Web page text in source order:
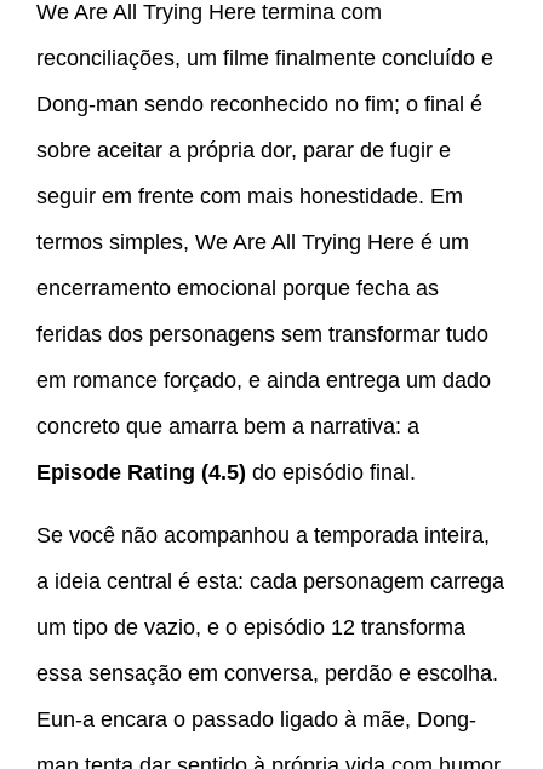
We Are All Trying Here termina com
reconciliações, um filme finalmente concluído e
Dong-man sendo reconhecido no fim; o final é
sobre aceitar a própria dor, parar de fugir e
seguir em frente com mais honestidade. Em
termos simples, We Are All Trying Here é um
encerramento emocional porque fecha as
feridas dos personagens sem transformar tudo
em romance forçado, e ainda entrega um dado
concreto que amarra bem a narrativa: a
Episode Rating (4.5) do episódio final.
Se você não acompanhou a temporada inteira,
a ideia central é esta: cada personagem carrega
um tipo de vazio, e o episódio 12 transforma
essa sensação em conversa, perdão e escolha.
Eun-a encara o passado ligado à mãe, Dong-